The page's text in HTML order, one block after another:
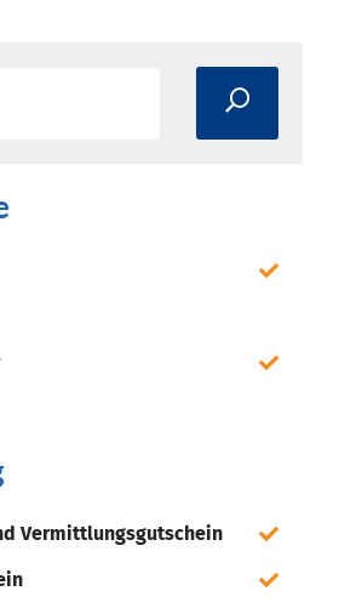
Vermittlungsgutschein